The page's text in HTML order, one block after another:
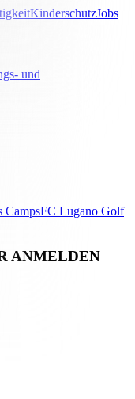
KinderschutzJobs
und
CampsFC Lugano Golf
ANMELDEN